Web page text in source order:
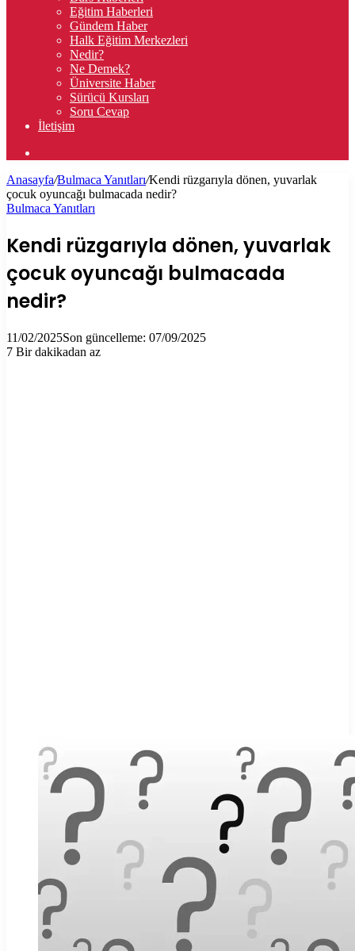
Eğitim Haberleri
Gündem Haber
Halk Eğitim Merkezleri
Nedir?
Ne Demek?
Üniversite Haber
Sürücü Kursları
Soru Cevap
İletişim
...
Anasayfa/Bulmaca Yanıtları/Kendi rüzgarıyla dönen, yuvarlak
çocuk oyuncağı bulmacada nedir?
Bulmaca Yanıtları
Kendi rüzgarıyla dönen, yuvarlak
çocuk oyuncağı bulmacada
nedir?
11/02/2025Son güncelleme: 07/09/2025
7 Bir dakikadan az